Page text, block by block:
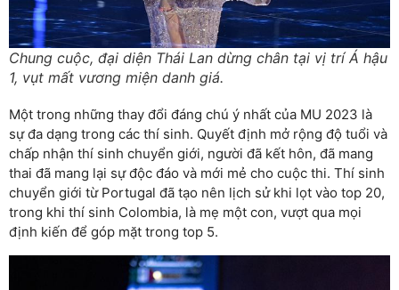
Chung cuộc, đại diện Thái Lan dừng chân tại vị trí Á hậu
1, vụt mất vương miện danh giá.
Một trong những thay đổi đáng chú ý nhất của MU 2023 là
sự đa dạng trong các thí sinh. Quyết định mở rộng độ tuổi và
chấp nhận thí sinh chuyển giới, người đã kết hôn, đã mang
thai đã mang lại sự độc đáo và mới mẻ cho cuộc thi. Thí sinh
chuyển giới từ Portugal đã tạo nên lịch sử khi lọt vào top 20,
trong khi thí sinh Colombia, là mẹ một con, vượt qua mọi
định kiến để góp mặt trong top 5.